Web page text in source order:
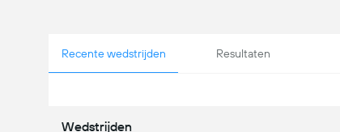
Recente wedstrijden Resultaten
Wedstrijden